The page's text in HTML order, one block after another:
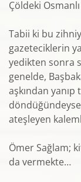
Çöldeki
Tabii ki bu
gazeteciklerin
yedikten sonra
genelde,
aşkından yanıp
ateşleyen
Ömer Sağlam;
da vermekte…